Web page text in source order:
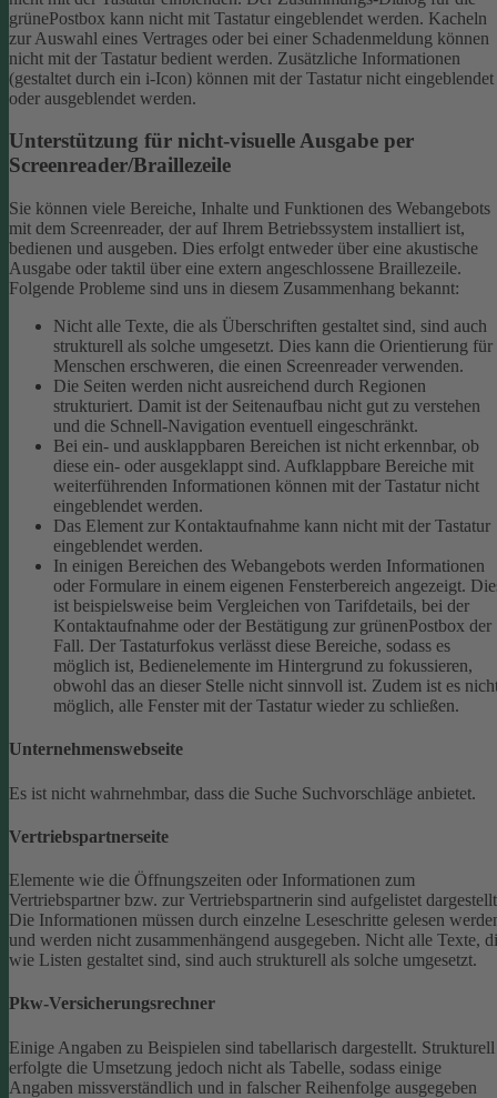
grünePostbox kann nicht mit Tastatur eingeblendet werden. Kacheln
zur Auswahl eines Vertrages oder bei einer Schadenmeldung können
nicht mit der Tastatur bedient werden. Zusätzliche Informationen
(gestaltet durch ein i-Icon) können mit der Tastatur nicht eingeblendet
oder ausgeblendet werden.
Unterstützung für nicht-visuelle Ausgabe per
Screenreader/Braillezeile
Sie können viele Bereiche, Inhalte und Funktionen des Webangebots
mit dem Screenreader, der auf Ihrem Betriebssystem installiert ist,
bedienen und ausgeben. Dies erfolgt entweder über eine akustische
Ausgabe oder taktil über eine extern angeschlossene Braillezeile.
Folgende Probleme sind uns in diesem Zusammenhang bekannt:
Nicht alle Texte, die als Überschriften gestaltet sind, sind auch
strukturell als solche umgesetzt. Dies kann die Orientierung für
Menschen erschweren, die einen Screenreader verwenden.
Die Seiten werden nicht ausreichend durch Regionen
strukturiert. Damit ist der Seitenaufbau nicht gut zu verstehen
und die Schnell-Navigation eventuell eingeschränkt.
Bei ein- und ausklappbaren Bereichen ist nicht erkennbar, ob
diese ein- oder ausgeklappt sind. Aufklappbare Bereiche mit
weiterführenden Informationen können mit der Tastatur nicht
eingeblendet werden.
Das Element zur Kontaktaufnahme kann nicht mit der Tastatur
eingeblendet werden.
In einigen Bereichen des Webangebots werden Informationen
oder Formulare in einem eigenen Fensterbereich angezeigt.
ist beispielsweise beim Vergleichen von Tarifdetails, bei der
Kontaktaufnahme oder der Bestätigung zur grünenPostbox der
Fall. Der Tastaturfokus verlässt diese Bereiche, sodass es
möglich ist, Bedienelemente im Hintergrund zu fokussieren,
obwohl das an dieser Stelle nicht sinnvoll ist. Zudem ist es
möglich, alle Fenster mit der Tastatur wieder zu schließen.
Unternehmenswebseite
Es ist nicht wahrnehmbar, dass die Suche Suchvorschläge anbietet.
Vertriebspartnerseite
Elemente wie die Öffnungszeiten oder Informationen zum
Vertriebspartner bzw. zur Vertriebspartnerin sind aufgelistet
Die Informationen müssen durch einzelne Leseschritte gelesen
und werden nicht zusammenhängend ausgegeben. Nicht alle Texte,
wie Listen gestaltet sind, sind auch strukturell als solche umgesetzt.
Pkw-Versicherungsrechner
Einige Angaben zu Beispielen sind tabellarisch dargestellt. Strukturell
erfolgte die Umsetzung jedoch nicht als Tabelle, sodass einige
Angaben missverständlich und in falscher Reihenfolge ausgegeben